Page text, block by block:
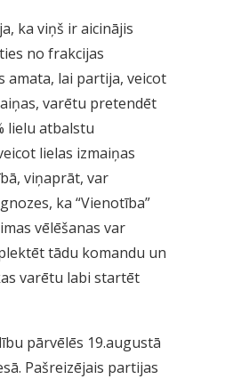
ka viņš ir aicinājis
no frakcijas
amata, lai partija, veicot
varētu pretendēt
lielu atbalstu
lielas izmaiņas
viņaprāt, var
ka “Vienotība”
vēlēšanas var
tādu komandu un
varētu labi startēt
pārvēlēs 19.augustā
Pašreizējais partijas